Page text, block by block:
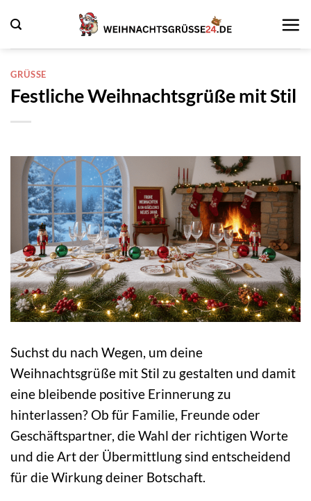
Inhalt
springen
GRÜSSE
Festliche Weihnachtsgrüße mit Stil
Suchst du nach Wegen, um deine
Weihnachtsgrüße mit Stil zu gestalten und damit
eine bleibende positive Erinnerung zu
hinterlassen? Ob für Familie, Freunde oder
Geschäftspartner, die Wahl der richtigen Worte
und die Art der Übermittlung sind entscheidend
für die Wirkung deiner Botschaft.